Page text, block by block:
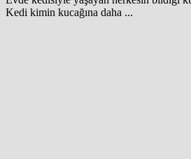
Kedi kimin kucağına daha ...